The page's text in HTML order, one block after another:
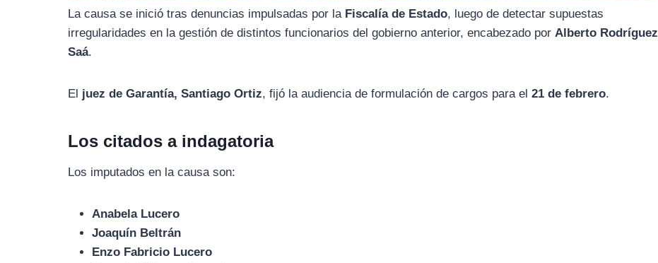
La causa se inició tras denuncias impulsadas por la Fiscalía de Estado, luego de detectar supuestas
irregularidades en la gestión de distintos funcionarios del gobierno anterior, encabezado por Alberto Rodríguez
Saá.
El juez de Garantía, Santiago Ortiz, fijó la audiencia de formulación de cargos para el21 de febrero.
Los citados a indagatoria
Los imputados en la causa son:
Anabela Lucero
Joaquín Beltrán
Enzo Fabricio Lucero